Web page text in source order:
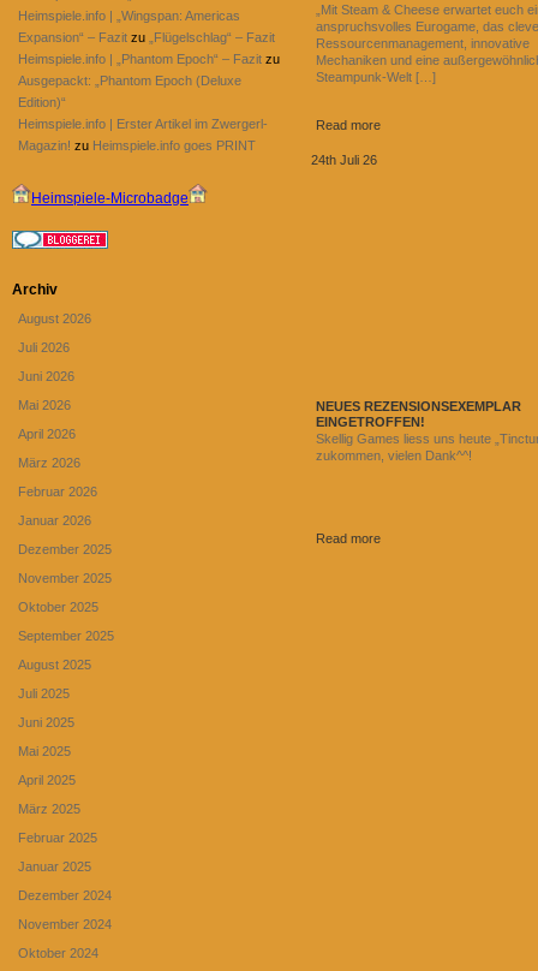
„Mit Steam & Cheese erwartet euch
anspruchsvolles Eurogame, das
Ressourcenmanagement, innovative
Mechaniken und eine
Steampunk-Welt […]
Read more
24th Juli 26
NEUES REZENSIONSEXEMPLAR
EINGETROFFEN!
Skellig Games liess uns heute
zukommen, vielen Dank^^!
Read more
Heimspiele.info | „Wingspan: Americas
Expansion“ – Fazit zu
„Flügelschlag“ – Fazit
Heimspiele.info | „Phantom Epoch“ – Fazit zu
Ausgepackt: „Phantom Epoch (Deluxe
Edition)“
Heimspiele.info | Erster Artikel im Zwergerl-
Magazin! zu Heimspiele.info goes PRINT
Heimspiele-Microbadge
Archiv
August 2026
Juli 2026
Juni 2026
Mai 2026
April 2026
März 2026
Februar 2026
Januar 2026
Dezember 2025
November 2025
Oktober 2025
September 2025
August 2025
Juli 2025
Juni 2025
Mai 2025
April 2025
März 2025
Februar 2025
Januar 2025
Dezember 2024
November 2024
Oktober 2024